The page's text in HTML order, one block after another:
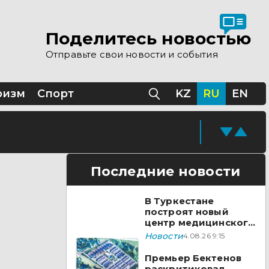
Поделитесь новостью
Отправьте свои новости и события
Спорт KZ RU EN
Последние новости
В Туркестане
построят новый
центр медицинского
туризма
Новости4.08.26 9:15
Премьер Бектенов